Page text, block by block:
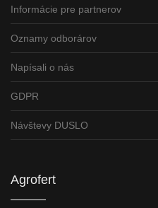
Informácie pre partnerov
Oznamy odborárov
Napísali o nás
GDPR
Návštevy DUSLO
Agrofert